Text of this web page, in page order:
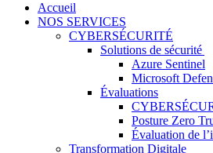
Accueil
NOS SERVICES
CYBERSÉCURITÉ
Solutions de sécurité
Azure Sentinel
Microsoft
Évaluations
Posture Zero
Évaluation de
Transformation Digitale